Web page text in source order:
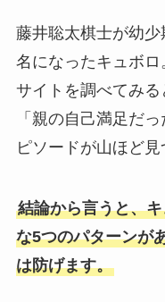
藤井聡太棋士が幼
名になったキュボ
サイトを調べてみる
「親の自己満足だ
ピソードが山ほど見
結論から言うと、
な5つのパターンが
は防げます。